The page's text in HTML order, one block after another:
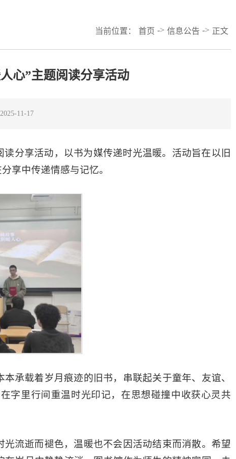
当前位置： 首页 -> 信息公告 -> 正文
心”主题阅读分享活动
11-17
分享活动，以书为媒传递时光温暖。活动旨在以旧
享中传递情感与记忆。
承载着岁月痕迹的旧书，串联起关于童年、友谊、
字里行间重温时光印记，在思想碰撞中收获心灵共
流逝而褪色，温暖也不会因活动结束而消散。希望